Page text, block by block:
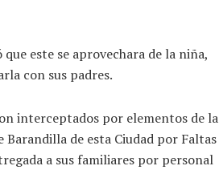
este se aprovechara de la niña,
con sus padres.
interceptados por elementos de la
de esta Ciudad por Faltas
a sus familiares por personal